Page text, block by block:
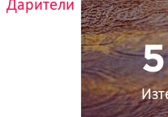
Дарители в
ръцете
ти